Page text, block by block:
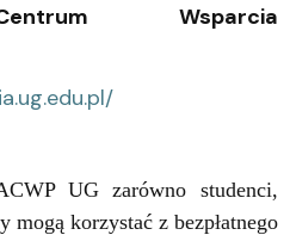
Wsparcia
UG zarówno studenci,
korzystać z bezpłatnego